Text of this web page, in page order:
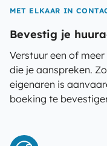
MET ELKAAR IN
Bevestig je
Verstuur een of
die je aanspreken.
eigenaren is
boeking te